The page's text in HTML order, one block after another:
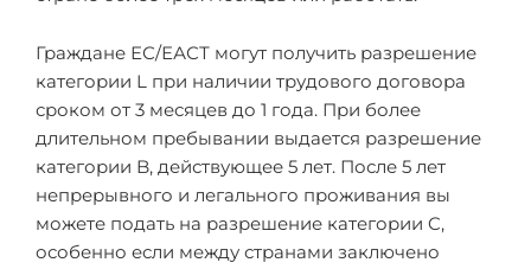
Граждане ЕС/ЕАСТ могут получить разрешение
категории L при наличии трудового договора
сроком от 3 месяцев до 1 года. При более
длительном пребывании выдается разрешение
категории B, действующее 5 лет. После 5 лет
непрерывного и легального проживания вы
можете подать на разрешение категории C,
особенно если между странами заключено